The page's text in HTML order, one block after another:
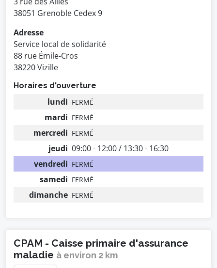
38051 Grenoble Cedex 9
Adresse
Service local de solidarité
88 rue Émile-Cros
38220 Vizille
Horaires d'ouverture
lundi FERMÉ
mardi FERMÉ
mercredi FERMÉ
jeudi 09:00 - 12:00 / 13:30 - 16:30
vendredi FERMÉ
samedi FERMÉ
dimanche FERMÉ
CPAM - Caisse primaire d'assurance
maladie à environ 2 km